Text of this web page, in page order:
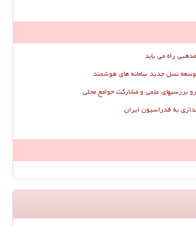
راه می یابد
نسل جدید سامانه های هوشمند
بررسیهای علمی و مشارکت جوامع محلی
به فدراسیون ایران